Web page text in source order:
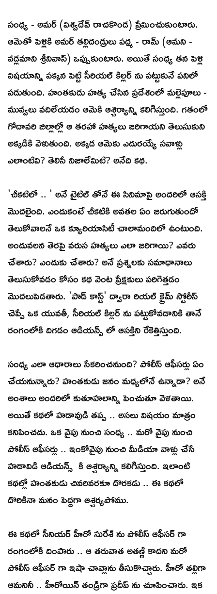
సంధ్య - అమర్ (విశ్వదేవ్ రాచకొండ) ప్రేమించుకుంటారు.
ఆమెతో పెళ్లికి అమర్ తల్లిదండ్రులు పద్మ - రామ్ (ఆమని -
వడ్లమాని శ్రీనివాస్) ఒప్పుకుంటారు. అయితే సంధ్య తన పెళ్లి
విషయాన్ని పక్కన పెట్టి సీరియల్ కిల్లర్ ను పట్టుకునే పనిలో
పడుతుంది. హంతకుడు హత్య చేసిన ప్రదేశంలో మల్లెపూలు -
మువ్వలు వదిలేయడం ఆమెకి ఆశ్చర్యాన్ని కలిగిస్తుంది. గతంలో
గోదావరి జిల్లాల్లో ఆ తరహా హత్యలు జరిగాయని తెలుసుకుని
అక్కడికి వెళుతుంది. అక్కడ ఆమెకు ఎదురయ్యే సవాళ్లు
ఎలాంటివి? తెలిసే నిజాలేమిటి? అనేది కథ.
'చీకటిలో .. ' అనే టైటిల్ తోనే ఈ సినిమాపై అందరిలో ఆసక్తి
మొదలైంది. ఎందుకంటే చీకటికి అవతల ఏం జరుగుతుందో
తెలుకోవాలనే ఒక క్యూరియాసిటీ చాలామందిలో ఉంటుంది.
అందువలన తెరపై వరుస హత్యలు ఎలా జరిగాయి? ఎవరు
చేశారు? ఎందుకు చేశారు? అనే ప్రశ్నలకు సమాధానాలు
తెలుసుకోవడం కోసం కథ వెంట ప్రేక్షకులు పరిగెత్తడం
మొదలుపెడతారు. 'పాడ్ కాస్ట్' ద్వారా రియల్ క్రైమ్ స్టోరీస్
చెప్పే ఒక యువతీ, సీరియల్ కిల్లర్ ను పట్టుకోవడానికి తానే
రంగంలోకి దిగడం ఆడియన్స్ లో ఆసక్తిని రేకెత్తిస్తుంది.
సంధ్య ఎలా ఆధారాలు సేకరించనుంది? పోలీస్ ఆఫీసర్లు ఏం
చేయనున్నారు? హంతకుడు జనం మధ్యలోనే ఉన్నాడా? అనే
అంశాలు అందరిలో కుతూహలాన్ని పెంచుతూ వెళతాయి.
అయితే కథలో హడావుడి తప్ప .. అసలు విషయం మాత్రం
కనిపించదు. ఒక వైపు నుంచి సంధ్య .. మరో వైపు నుంచి
పోలీస్ ఆఫీసర్లు .. ఇంకోవైపు నుంచి మీడియా వాళ్లు చేసే
హడావిడి ఆడియన్స్ కి ఆశ్చర్యాన్ని కలిగిస్తుంది. ఇలాంటి
కథల్లో హంతకుడు చివరివరకూ దొరకడు .. ఈ కథలో
దొరికినా మనం పెద్దగా ఆశ్చర్యపోము.
ఈ కథలో సీనియర్ హీరో సురేశ్ ను పోలీస్ ఆఫీసర్ గా
రంగంలోకి దింపారు .. ఆ తరువాత అతణ్ణి కాదని మరో
పోలీస్ ఆఫీసర్ గా ఇషా చావ్లాను తీసుకొచ్చారు. హీరో తల్లిగా
ఆమనినీ .. హీరోయిన్ తండ్రిగా ప్రదీప్ ను చూపించారు. ఇక